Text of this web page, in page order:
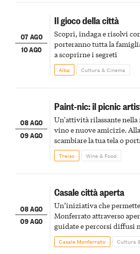
07 AGO
10 AGO
Il gioco della città
Scopri, indaga e risolvi
porteranno tutta la
a scoprirne i segreti
Alba Cultura & Cinema
08 AGO
09 AGO
Paint-nic: il picnic
Un'attività rilassante
vino e nuove amicizie.
scambiare la tua tela o
Treiso Wine & Food
08 AGO
09 AGO
Casale città aperta
Un’iniziativa che
Monferrato attraverso
guidate e percorsi diffusi
Casale Monferrato Cultura